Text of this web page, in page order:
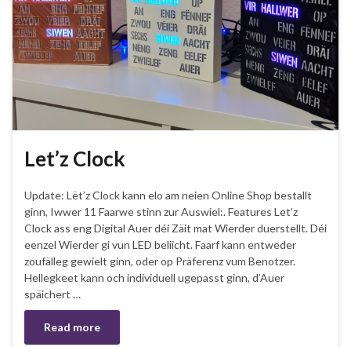
Let’z Clock
Update: Lët’z Clock kann elo am neien Online Shop bestallt
ginn, Iwwer 11 Faarwe stinn zur Auswiel:. Features Let’z
Clock ass eng Digital Auer déi Zäit mat Wierder duerstellt. Déi
eenzel Wierder gi vun LED beliicht. Faarf kann entweder
zoufälleg gewielt ginn, oder op Präferenz vum Benotzer.
Hellegkeet kann och individuell ugepasst ginn, d’Auer
späichert …
Read more